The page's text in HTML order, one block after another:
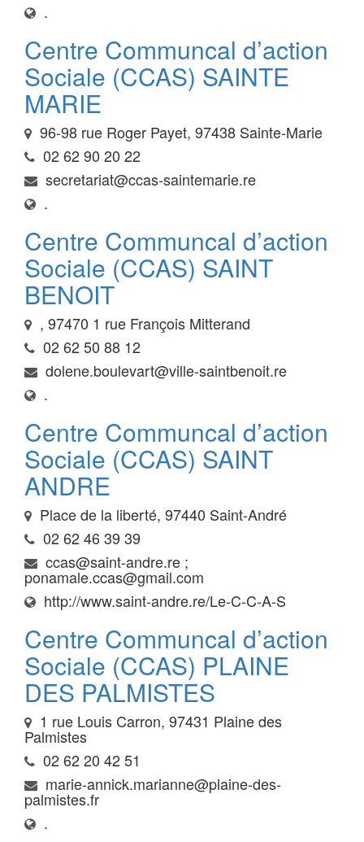
.
Centre Communcal d’action
Sociale (CCAS) SAINTE
MARIE
96-98 rue Roger Payet, 97438 Sainte-Marie
02 62 90 20 22
secretariat@ccas-saintemarie.re
.
Centre Communcal d’action
Sociale (CCAS) SAINT
BENOIT
, 97470 1 rue François Mitterand
02 62 50 88 12
dolene.boulevart@ville-saintbenoit.re
.
Centre Communcal d’action
Sociale (CCAS) SAINT
ANDRE
Place de la liberté, 97440 Saint-André
02 62 46 39 39
ccas@saint-andre.re ;
ponamale.ccas@gmail.com
http://www.saint-andre.re/Le-C-C-A-S
Centre Communcal d’action
Sociale (CCAS) PLAINE
DES PALMISTES
1 rue Louis Carron, 97431 Plaine des
Palmistes
02 62 20 42 51
marie-annick.marianne@plaine-des-
palmistes.fr
.